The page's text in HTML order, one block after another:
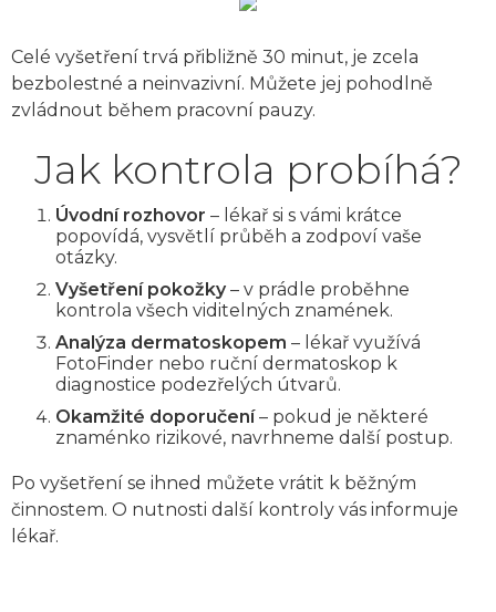
Celé vyšetření trvá přibližně 30 minut, je zcela
bezbolestné a neinvazivní. Můžete jej pohodlně
zvládnout během pracovní pauzy.
Jak kontrola probíhá?
Úvodní rozhovor – lékař si s vámi krátce
popovídá, vysvětlí průběh a zodpoví vaše
otázky.
Vyšetření pokožky – v prádle proběhne
kontrola všech viditelných znamének.
Analýza dermatoskopem – lékař využívá
FotoFinder nebo ruční dermatoskop k
diagnostice podezřelých útvarů.
Okamžité doporučení– pokud je některé
znaménko rizikové, navrhneme další postup.
Po vyšetření se ihned můžete vrátit k běžným
činnostem. O nutnosti další kontroly vás informuje
lékař.